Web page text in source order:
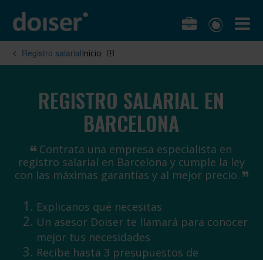
Registro salarialInicio
REGISTRO SALARIAL EN
BARCELONA
Contrata una empresa especialista en
registro salarial en Barcelona y cumple la ley
con las máximas garantías y al mejor precio.
Explicanos qué necesitas
Un asesor Doiser te llamará para conocer
mejor tus necesidades
Recibe hasta 3 presupuestos de